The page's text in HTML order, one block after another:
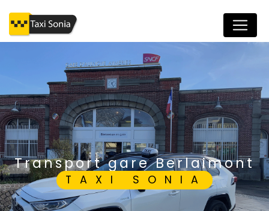
transport gare Berlaimont
TAXI SONIA